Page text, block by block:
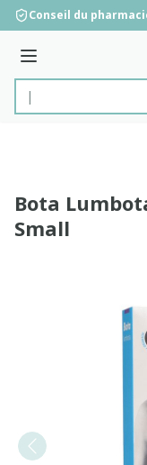
Aller au contenu
Conseil du
Menu
Rechercher
Bota
Small